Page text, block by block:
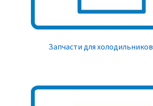
Запчасти для холодильников